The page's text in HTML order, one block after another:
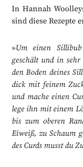
In Hannah
sind diese Rezepte
»Um einen
geschält und in sehr
den Boden deines
dick mit feinem
und mache einen
lege ihn mit einem
bis zum oberen
Eiweiß, zu Schaum
des Curds musst du